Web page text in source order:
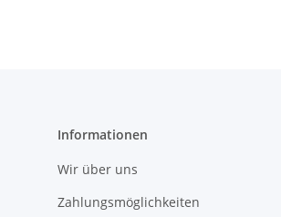
Informationen
Wir über uns
Zahlungsmöglichkeiten